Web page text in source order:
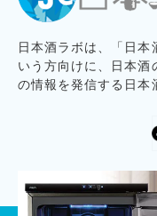
日本酒ラボは、「日本
いう方向けに、日本酒
の情報を発信する日本